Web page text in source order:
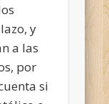
y
a las
por
si